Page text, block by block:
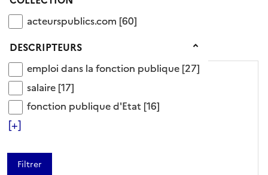
acteurspublics.com
acteurspublics.com [60]
Descripteurs
DESCRIPTEURS
emploi dans la fonction publique
emploi dans la fonction publique [27]
salairesalaire [17]
fonction publique d'Etat
fonction publique d'Etat [16]
[+]
Tris disponibles (Ouverture d'une modale)
Ajouter le résultat au panier
ARTICLE